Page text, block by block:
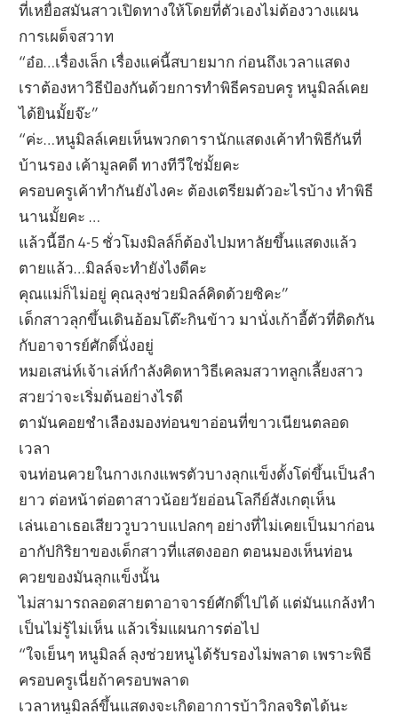
ที่เหยื่อสมันสาวเปิดทางให้โดยที่ตัวเองไม่ต้องวางแผน
การเผด็จสวาท
“อ๋อ…เรื่องเล็ก เรื่องแค่นี้สบายมาก ก่อนถึงเวลาแสดง
เราต้องหาวิธีป้องกันด้วยการทำพิธีครอบครู หนูมิลล์เคย
ได้ยินมั้ยจ๊ะ”
“ค่ะ…หนูมิลล์เคยเห็นพวกดารานักแสดงเค้าทำพิธีกันที่
บ้านรอง เค้ามูลคดี ทางทีวีใช่มั้ยคะ
ครอบครูเค้าทำกันยังไงคะ ต้องเตรียมตัวอะไรบ้าง ทำพิธี
นานมั้ยคะ …
แล้วนี้อีก 4-5 ชั่วโมงมิลล์ก็ต้องไปมหาลัยขึ้นแสดงแล้ว
ตายแล้ว…มิลล์จะทำยังไงดีคะ
คุณแม่ก็ไม่อยู่ คุณลุงช่วยมิลล์คิดด้วยซิคะ”
เด็กสาวลุกขึ้นเดินอ้อมโต๊ะกินข้าว มานั่งเก้าอี้ตัวที่ติดกัน
กับอาจารย์ศักดิ์นั่งอยู่
หมอเสน่ห์เจ้าเล่ห์กำลังคิดหาวิธีเคลมสวาทลูกเลี้ยงสาว
สวยว่าจะเริ่มต้นอย่างไรดี
ตามันคอยชำเลืองมองท่อนขาอ่อนที่ขาวเนียนตลอด
เวลา
จนท่อนควยในกางเกงแพรตัวบางลุกแข็งตั้งโด่ขึ้นเป็นลำ
ยาว ต่อหน้าต่อตาสาวน้อยวัยอ่อนโลกีย์สังเกตุเห็น
เล่นเอาเธอเสียววูบวาบแปลกๆ อย่างที่ไม่เคยเป็นมาก่อน
อากัปกิริยาของเด็กสาวที่แสดงออก ตอนมองเห็นท่อน
ควยของมันลุกแข็งนั้น
ไม่สามารถลอดสายตาอาจารย์ศักดิ์ไปได้ แต่มันแกล้งทำ
เป็นไม่รู้ไม่เห็น แล้วเริ่มแผนการต่อไป
“ใจเย็นๆ หนูมิลล์ ลุงช่วยหนูได้รับรองไม่พลาด เพราะพิธี
ครอบครูเนี่ยถ้าครอบพลาด
เวลาหนูมิลล์ขึ้นแสดงจะเกิดอาการบ้าวิกลจริตได้นะ